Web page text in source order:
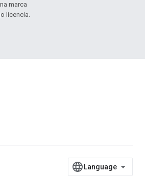
marca
licencia.